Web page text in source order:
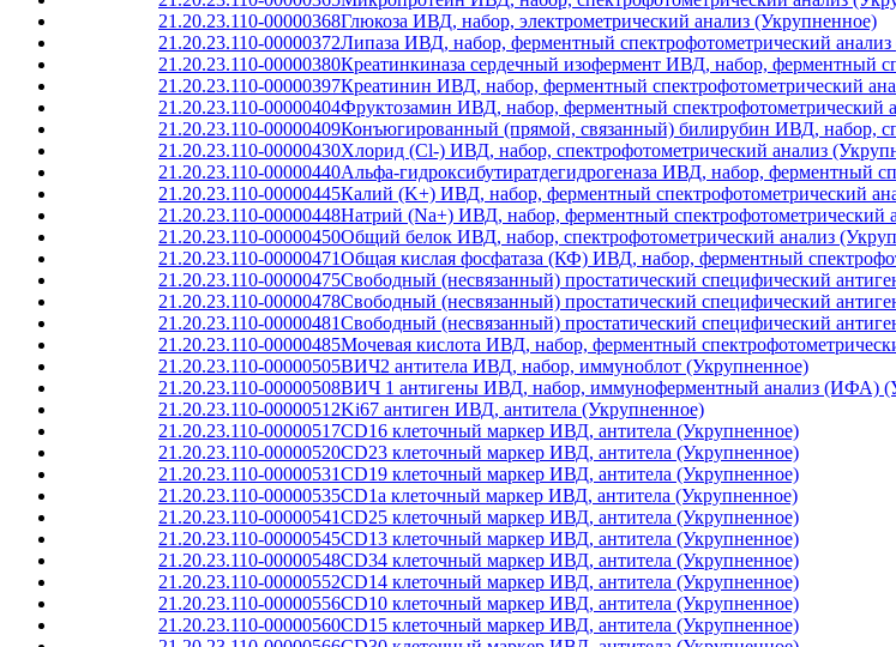
21.20.23.110-00000368Глюкоза ИВД, набор, электрометрический анализ (Укрупненное)
21.20.23.110-00000372Липаза ИВД, набор, ферментный спектрофотометрический
21.20.23.110-00000380Креатинкиназа сердечный изофермент ИВД, набор, ферментный
21.20.23.110-00000397Креатинин ИВД, набор, ферментный спектрофотометрический
21.20.23.110-00000404Фруктозамин ИВД, набор, ферментный спектрофотометрический
21.20.23.110-00000409Конъюгированный (прямой, связанный) билирубин ИВД, набор,
21.20.23.110-00000430Хлорид (Cl-) ИВД, набор, спектрофотометрический анализ
21.20.23.110-00000440Альфа-гидроксибутиратдегидрогеназа ИВД, набор, ферментный
21.20.23.110-00000445Калий (K+) ИВД, набор, ферментный спектрофотометрический
21.20.23.110-00000448Натрий (Na+) ИВД, набор, ферментный спектрофотометрический
21.20.23.110-00000450Общий белок ИВД, набор, спектрофотометрический анализ
21.20.23.110-00000471Общая кислая фосфатаза (КФ) ИВД, набор, ферментный
21.20.23.110-00000475Свободный (несвязанный) простатический специфический
21.20.23.110-00000478Свободный (несвязанный) простатический специфический
21.20.23.110-00000481Свободный (несвязанный) простатический специфический
21.20.23.110-00000485Мочевая кислота ИВД, набор, ферментный
21.20.23.110-00000505ВИЧ2 антитела ИВД, набор, иммуноблот (Укрупненное)
21.20.23.110-00000508ВИЧ 1 антигены ИВД, набор, иммуноферментный анализ (ИФА)
21.20.23.110-00000512Ki67 антиген ИВД, антитела (Укрупненное)
21.20.23.110-00000517CD16 клеточный маркер ИВД, антитела (Укрупненное)
21.20.23.110-00000520CD23 клеточный маркер ИВД, антитела (Укрупненное)
21.20.23.110-00000531CD19 клеточный маркер ИВД, антитела (Укрупненное)
21.20.23.110-00000535CD1a клеточный маркер ИВД, антитела (Укрупненное)
21.20.23.110-00000541CD25 клеточный маркер ИВД, антитела (Укрупненное)
21.20.23.110-00000545CD13 клеточный маркер ИВД, антитела (Укрупненное)
21.20.23.110-00000548CD34 клеточный маркер ИВД, антитела (Укрупненное)
21.20.23.110-00000552CD14 клеточный маркер ИВД, антитела (Укрупненное)
21.20.23.110-00000556CD10 клеточный маркер ИВД, антитела (Укрупненное)
21.20.23.110-00000560CD15 клеточный маркер ИВД, антитела (Укрупненное)